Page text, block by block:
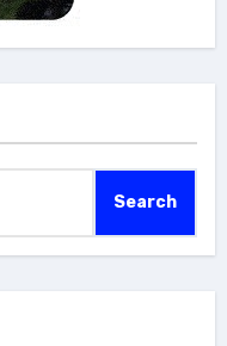
Search